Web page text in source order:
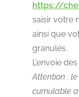
https://
saisir votre
ainsi que
granulés.
L’envoie
Attention :
cumulable